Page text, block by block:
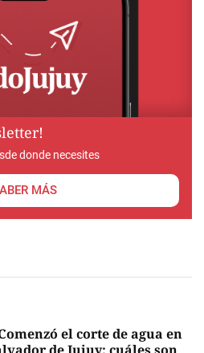
donde necesites
MÁS
el corte de agua en